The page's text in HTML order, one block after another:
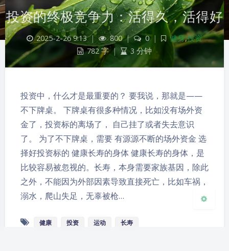
Sans Serif Serif
浅阴影 深阴影
关闭 日落 暗化 灰度
投资的终极竞争力：活得久，活得好
2025-2-26 9:13 | 800 | 0 | 健身,投资
782 字 | 3 分钟
投资中，什么才是最重要的？ 要我说，那就是——
不下牌桌。 下牌桌有很多种情况，比如没有场外资
金了，投资标的离场了， 自己挂了或者失去意识
了。 为了不下牌桌，需要 有源源不断的场外资金 选
择好投资标的 健康长寿的身体 健康长寿的身体，是
比较容易被忽视的。长寿，本身需要家族基因，除此
之外，不能因为外部因素导致直接死亡，比如车祸，
溺水，爬山失足，无辜被枪…
健康 投资 运动 长寿